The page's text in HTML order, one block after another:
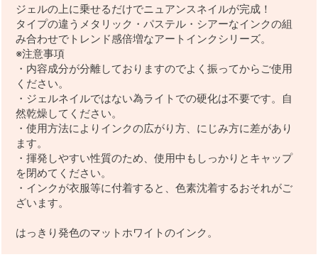
ジェルの上に乗せるだけでニュアンスネイルが完成！
タイプの違うメタリック・パステル・シアーなインクの組
み合わせでトレンド感倍増なアートインクシリーズ。
※注意事項
・内容成分が分離しておりますのでよく振ってからご使用
ください。
・ジェルネイルではない為ライトでの硬化は不要です。自
然乾燥してください。
・使用方法によりインクの広がり方、にじみ方に差があり
ます。
・揮発しやすい性質のため、使用中もしっかりとキャップ
を閉めてください。
・インクが衣服等に付着すると、色素沈着するおそれがご
ざいます。
はっきり発色のマットホワイトのインク。